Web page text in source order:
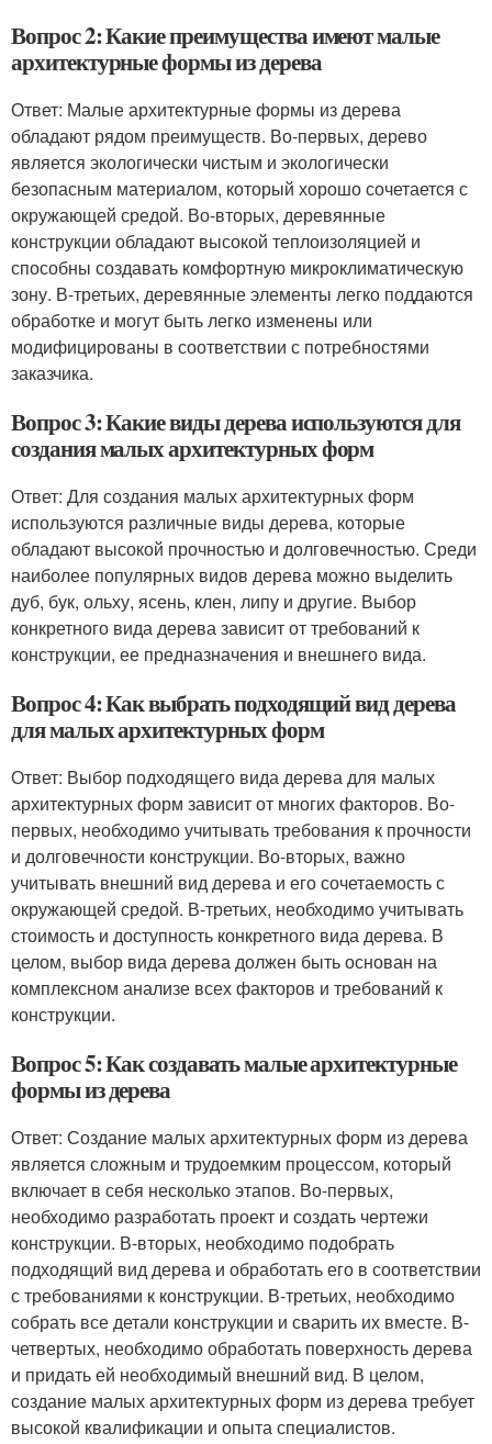
Вопрос 2: Какие преимущества имеют малые
архитектурные формы из дерева
Ответ: Малые архитектурные формы из дерева
обладают рядом преимуществ. Во-первых, дерево
является экологически чистым и экологически
безопасным материалом, который хорошо сочетается с
окружающей средой. Во-вторых, деревянные
конструкции обладают высокой теплоизоляцией и
способны создавать комфортную микроклиматическую
зону. В-третьих, деревянные элементы легко поддаются
обработке и могут быть легко изменены или
модифицированы в соответствии с потребностями
заказчика.
Вопрос 3: Какие виды дерева используются для
создания малых архитектурных форм
Ответ: Для создания малых архитектурных форм
используются различные виды дерева, которые
обладают высокой прочностью и долговечностью. Среди
наиболее популярных видов дерева можно выделить
дуб, бук, ольху, ясень, клен, липу и другие. Выбор
конкретного вида дерева зависит от требований к
конструкции, ее предназначения и внешнего вида.
Вопрос 4: Как выбрать подходящий вид дерева
для малых архитектурных форм
Ответ: Выбор подходящего вида дерева для малых
архитектурных форм зависит от многих факторов. Во-
первых, необходимо учитывать требования к прочности
и долговечности конструкции. Во-вторых, важно
учитывать внешний вид дерева и его сочетаемость с
окружающей средой. В-третьих, необходимо учитывать
стоимость и доступность конкретного вида дерева. В
целом, выбор вида дерева должен быть основан на
комплексном анализе всех факторов и требований к
конструкции.
Вопрос 5: Как создавать малые архитектурные
формы из дерева
Ответ: Создание малых архитектурных форм из дерева
является сложным и трудоемким процессом, который
включает в себя несколько этапов. Во-первых,
необходимо разработать проект и создать чертежи
конструкции. В-вторых, необходимо подобрать
подходящий вид дерева и обработать его в соответствии
с требованиями к конструкции. В-третьих, необходимо
собрать все детали конструкции и сварить их вместе. В-
четвертых, необходимо обработать поверхность дерева
и придать ей необходимый внешний вид. В целом,
создание малых архитектурных форм из дерева требует
высокой квалификации и опыта специалистов.